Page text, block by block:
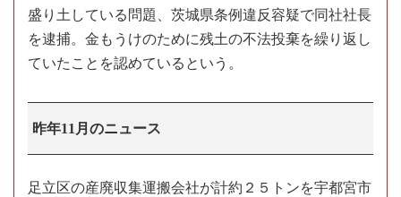
盛り土している問題、茨城県条例違反容疑で同社社長
を逮捕。金もうけのために残土の不法投棄を繰り返し
ていたことを認めているという。
昨年11月のニュース
足立区の産廃収集運搬会社が計約２５トンを宇都宮市